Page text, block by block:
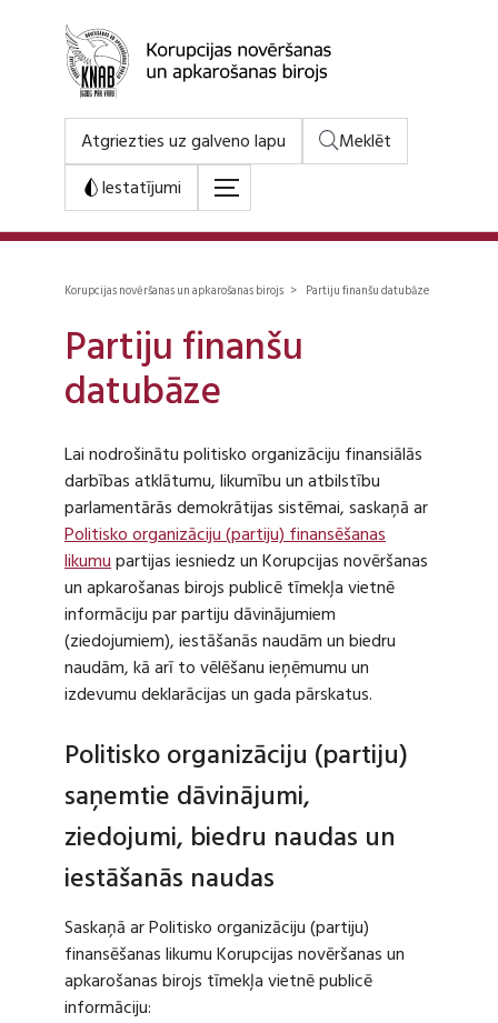
Atgriezties uz galveno lapu
Meklēt
Iestatījumi
Korupcijas novēršanas un apkarošanas birojs > Partiju finanšu datubāze
Partiju finanšu
datubāze
Lai nodrošinātu politisko organizāciju finansiālās
darbības atklātumu, likumību un atbilstību
parlamentārās demokrātijas sistēmai, saskaņā ar
Politisko organizāciju (partiju) finansēšanas
likumupartijas iesniedz un Korupcijas novēršanas
un apkarošanas birojs publicē tīmekļa vietnē
informāciju par partiju dāvinājumiem
(ziedojumiem), iestāšanās naudām un biedru
naudām, kā arī to vēlēšanu ieņēmumu un
izdevumu deklarācijas un gada pārskatus.
Politisko organizāciju (partiju)
saņemtie dāvinājumi,
ziedojumi, biedru naudas un
iestāšanās naudas
Saskaņā ar Politisko organizāciju (partiju)
finansēšanas likumu Korupcijas novēršanas un
apkarošanas birojs tīmekļa vietnē publicē
informāciju: